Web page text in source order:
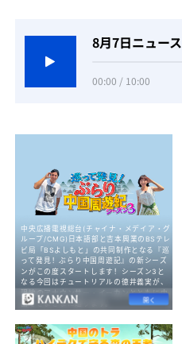
8月7日ニュース
00:00 / 10:00